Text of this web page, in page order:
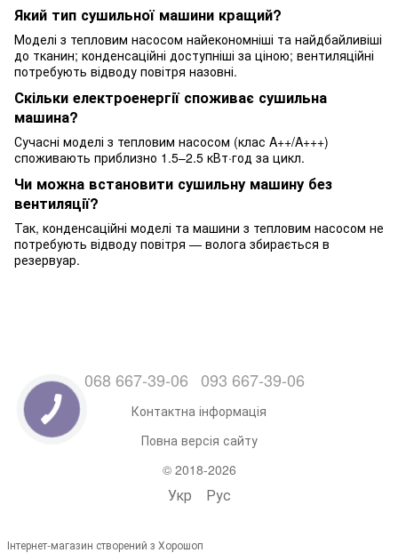
Який тип сушильної машини кращий?
Моделі з тепловим насосом найекономніші та найдбайливіші
до тканин; конденсаційні доступніші за ціною; вентиляційні
потребують відводу повітря назовні.
Скільки електроенергії споживає сушильна
машина?
Сучасні моделі з тепловим насосом (клас A++/A+++)
споживають приблизно 1.5–2.5 кВт·год за цикл.
Чи можна встановити сушильну машину без
вентиляції?
Так, конденсаційні моделі та машини з тепловим насосом не
потребують відводу повітря — волога збирається в
резервуар.
068 667-39-06 093 667-39-06
Контактна інформація
Повна версія сайту
© 2018-2026
Укр Рус
Інтернет-магазин створений з Хорошоп